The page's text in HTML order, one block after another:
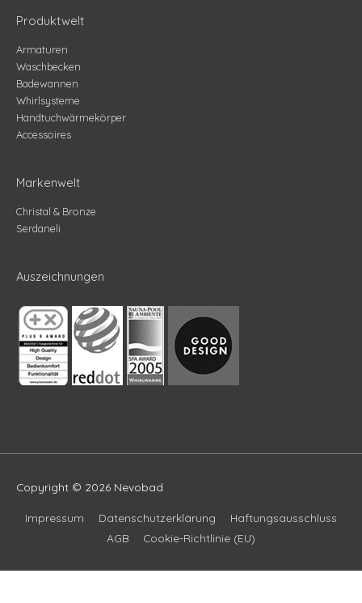
Produktwelt
Armaturen
Waschbecken
Badewannen
Whirlsysteme
Handtuchwärmekörper
Accessoires
Markenwelt
Christal & Bronze
Serdaneli
Auszeichnungen
Copyright © 2026 Nevobad
Impressum Datenschutzerklärung
Haftungsausschluss
AGB
Cookie-Richtlinie (EU)